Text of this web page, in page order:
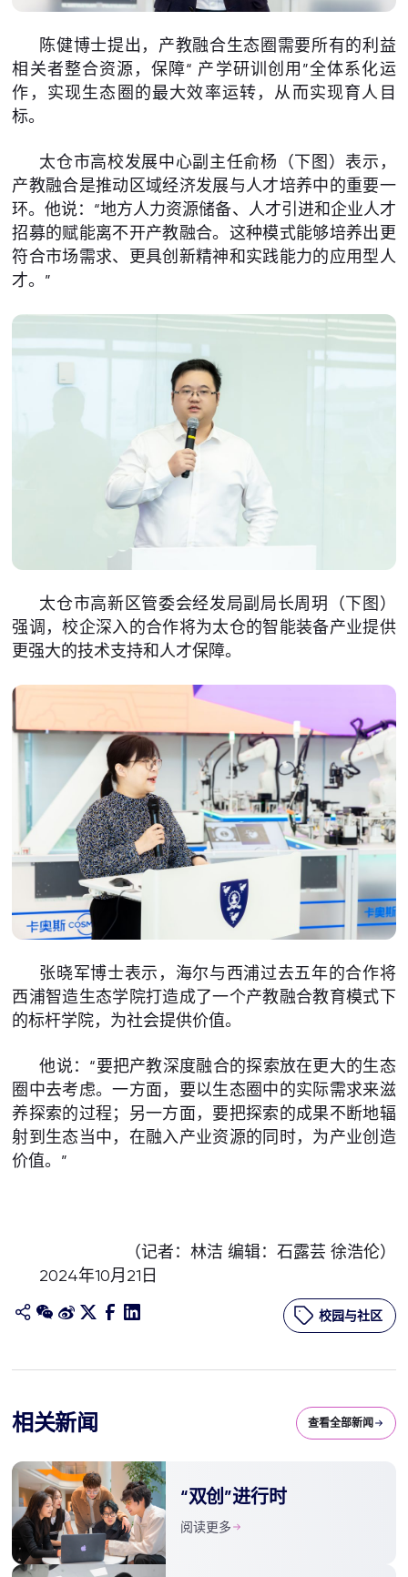
陈健博士提出，产教融合生态圈需要所有的利益
相关者整合资源，保障“ 产学研训创用”全体系化运
作，实现生态圈的最大效率运转，从而实现育人目
标。
太仓市高校发展中心副主任俞杨（下图）表示，
产教融合是推动区域经济发展与人才培养中的重要一
环。他说：“地方人力资源储备、人才引进和企业人才
招募的赋能离不开产教融合。这种模式能够培养出更
符合市场需求、更具创新精神和实践能力的应用型人
才。”
太仓市高新区管委会经发局副局长周玥（下图）
强调，校企深入的合作将为太仓的智能装备产业提供
更强大的技术支持和人才保障。
张晓军博士表示，海尔与西浦过去五年的合作将
西浦智造生态学院打造成了一个产教融合教育模式下
的标杆学院，为社会提供价值。
他说：“要把产教深度融合的探索放在更大的生态
圈中去考虑。一方面，要以生态圈中的实际需求来滋
养探索的过程；另一方面，要把探索的成果不断地辐
射到生态当中，在融入产业资源的同时，为产业创造
价值。”
（记者：林洁 编辑：石露芸 徐浩伦）
2024年10月21日
校园与社区
相关新闻 查看全部新闻
“双创”进行时
阅读更多